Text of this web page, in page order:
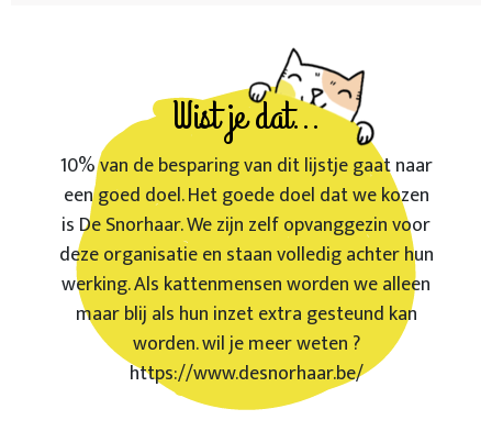
Wist je dat...
10% van de besparing van dit lijstje gaat naar
een goed doel. Het goede doel dat we kozen
is De Snorhaar. We zijn zelf opvanggezin voor
deze organisatie en staan volledig achter hun
werking. Als kattenmensen worden we alleen
maar blij als hun inzet extra gesteund kan
worden. wil je meer weten ?
https://www.desnorhaar.be/